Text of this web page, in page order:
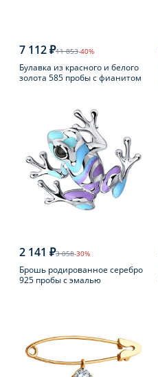
7 112 ₽11 853-40%
Булавка из красного и белого
золота 585 пробы с фианитом
2 141 ₽3 058-30%
Брошь родированное серебро
925 пробы с эмалью